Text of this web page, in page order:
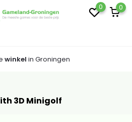
0 0
winkel in Groningen
3D Minigolf